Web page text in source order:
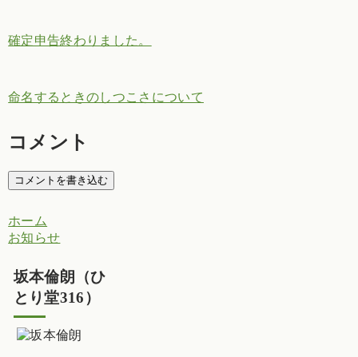
確定申告終わりました。
命名するときのしつこさについて
コメント
コメントを書き込む
ホーム
お知らせ
坂本倫朗（ひ
とり堂316）